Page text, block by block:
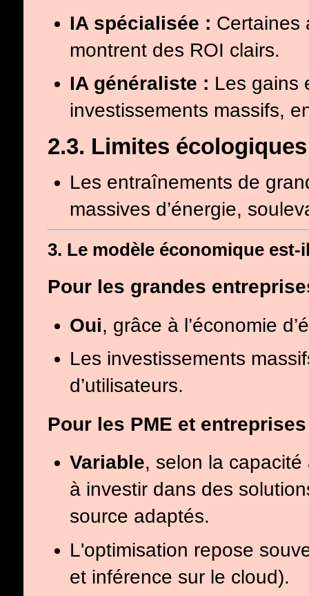
IA spécialisée : Certaines
montrent des ROI clairs.
IA généraliste : Les gains
investissements massifs,
2.3. Limites écologiques
Les entraînements de
massives d’énergie,
3. Le modèle économique est-
Pour les grandes
Oui, grâce à l’économie
Les investissements
d’utilisateurs.
Pour les PME et
Variable, selon la
à investir dans des
source adaptés.
L'optimisation repose
et inférence sur le cloud).